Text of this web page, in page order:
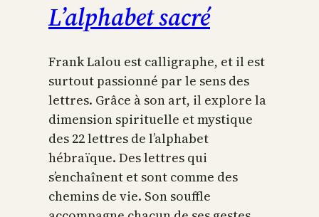
L’alphabet sacré
Frank Lalou est calligraphe, et il est
surtout passionné par le sens des
lettres. Grâce à son art, il explore la
dimension spirituelle et mystique
des 22 lettres de l’alphabet
hébraïque. Des lettres qui
s’enchaînent et sont comme des
chemins de vie. Son souffle